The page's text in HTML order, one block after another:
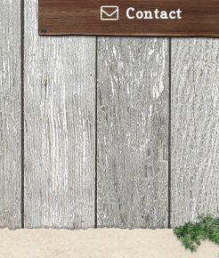
Contact